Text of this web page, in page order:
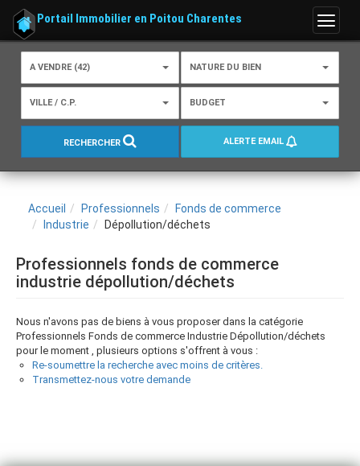
Menu
Portail Immobilier en Poitou Charentes
A VENDRE (42) NATURE DU BIEN
VILLE / C.P. BUDGET
RECHERCHER ALERTE EMAIL
Accueil Professionnels
Fonds de commerce
Industrie
Dépollution/déchets
Professionnels fonds de commerce
industrie dépollution/déchets
Nous n'avons pas de biens à vous proposer dans la catégorie
Professionnels Fonds de commerce Industrie Dépollution/déchets
pour le moment , plusieurs options s'offrent à vous :
Re-soumettre la recherche avec moins de critères.
Transmettez-nous votre demande